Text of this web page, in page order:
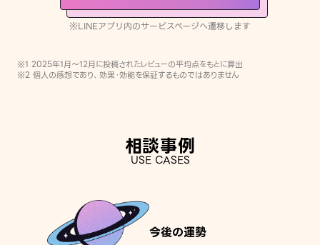
※LINEアプリ内のサービスページへ遷移します
※1 2025年1月〜12月に投稿されたレビューの平均点をもとに算出
※2 個人の感想であり、効果・効能を保証するものではありません
相談事例
USE CASES
今後の運勢